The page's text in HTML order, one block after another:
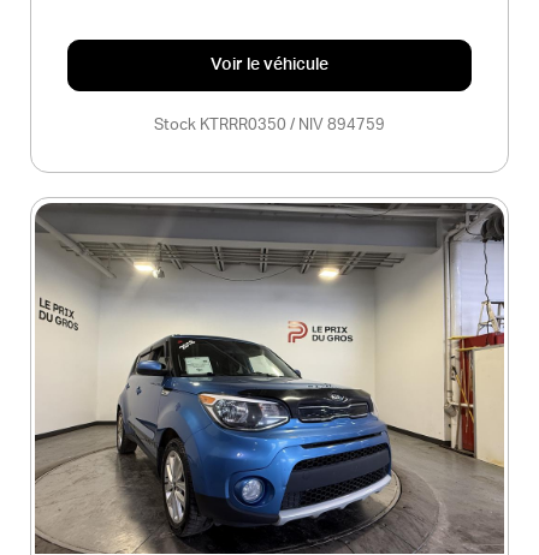
Voir le véhicule
Stock KTRRR0350 / NIV 894759